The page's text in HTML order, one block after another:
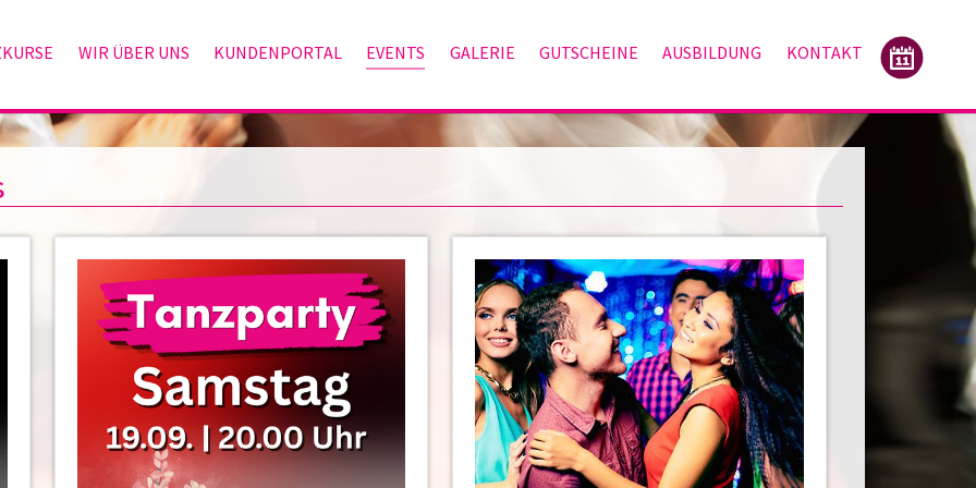
WIR ÜBER UNS KUNDENPORTAL EVENTS GALERIE GUTSCHEINE AUSBILDUNG KONTAKT